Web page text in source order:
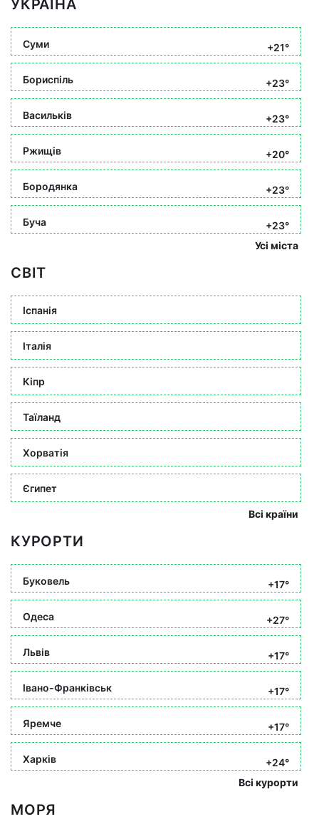
УКРАЇНА
Суми +21°
Бориспіль +23°
Васильків +23°
Ржищів +20°
Бородянка +23°
Буча
+23°
Усі міста
СВІТ
Іспанія
Італія
Кіпр
Таїланд
Хорватія
Єгипет
Всі країни
КУРОРТИ
Буковель +17°
Одеса +27°
Львів +17°
Івано-Франківськ +17°
Яремче +17°
Харків
+24°
Всі курорти
МОРЯ